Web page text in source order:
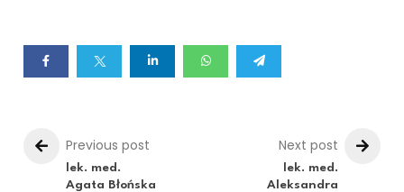
Previous post
lek. med.
Agata Błońska
Next post
lek. med.
Aleksandra